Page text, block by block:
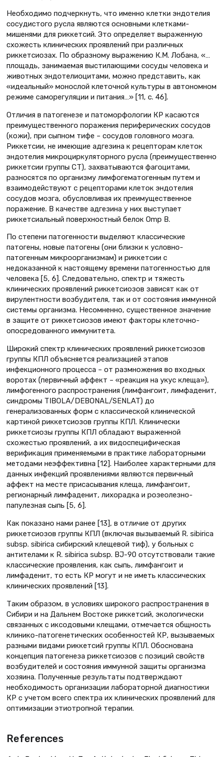
Необходимо подчеркнуть, что именно клетки эндотелия
сосудистого русла являются основными клетками-
мишенями для риккетсий. Это определяет выраженную
схожесть клинических проявлений при различных
риккетсиозах. По образному выражению К.М. Лобана, «…
площадь, занимаемая выстилающими сосуды человека и
животных эндотелиоцитами, можно представить, как
«идеальный» монослой клеточной культуры в автономном
режиме саморегуляции и питания…» [11, с. 46].
Отличия в патогенезе и патоморфологии КР касаются
преимущественного поражения периферических сосудов
(кожи), при сыпном тифе – сосудов головного мозга.
Риккетсии, не имеющие адгезина к рецепторам клеток
эндотелия микроциркуляторного русла (преимущественно
риккетсии группы СТ), захватываются фагоцитами,
разносятся по организму лимфогематогенным путем и
взаимодействуют с рецепторами клеток эндотелия
сосудов мозга, обусловливая их преимущественное
поражение. В качестве адгезина у них выступает
риккетсиальный поверхностный белок Omp B.
По степени патогенности выделяют классические
патогены, новые патогены (они близки к условно-
патогенным микроорганизмам) и риккетсии с
недоказанной к настоящему времени патогенностью для
человека [5, 6]. Следовательно, спектр и тяжесть
клинических проявлений риккетсиозов зависят как от
вирулентности возбудителя, так и от состояния иммунной
системы организма. Несомненно, существенное значение
в защите от риккетсиозов имеют факторы клеточно-
опосредованного иммунитета.
Широкий спектр клинических проявлений риккетсиозов
группы КПЛ объясняется реализацией этапов
инфекционного процесса – от размножения во входных
воротах (первичный аффект – «реакция на укус клеща»),
лимфогенного распространения (лимфангоит, лимфаденит,
синдромы TIBOLA/DEBONAL/SENLAT) до
генерализованных форм с классической клинической
картиной риккетсиозов группы КПЛ. Клинически
риккетсиозы группы КПЛ обладают выраженной
схожестью проявлений, а их видоспецифическая
верификация применяемыми в практике лабораторными
методами неэффективна [12]. Наиболее характерными для
данных инфекций проявлениями являются первичный
аффект на месте присасывания клеща, лимфангоит,
регионарный лимфаденит, лихорадка и розеолезно-
папулезная сыпь [5, 6].
Как показано нами ранее [13], в отличие от других
риккетсиозов группы КПЛ (включая вызываемый R. sibirica
subsp. sibirica сибирский клещевой тиф), у больных с
антителами к R. sibirica subsp. BJ-90 отсутствовали такие
классические проявления, как сыпь, лимфангоит и
лимфаденит, то есть КР могут и не иметь классических
клинических проявлений [13].
Таким образом, в условиях широкого распространения в
Сибири и на Дальнем Востоке риккетсий, экологически
связанных с иксодовыми клещами, отмечается общность
клинико-патогенетических особенностей КР, вызываемых
разными видами риккетсий группы КПЛ. Обоснована
концепция патогенеза риккетсиозов с позиций свойств
возбудителей и состояния иммунной защиты организма
хозяина. Полученные результаты подтверждают
необходимость организации лабораторной диагностики
КР с учетом всего спектра их клинических проявлений для
оптимизации этиотропной терапии.
References